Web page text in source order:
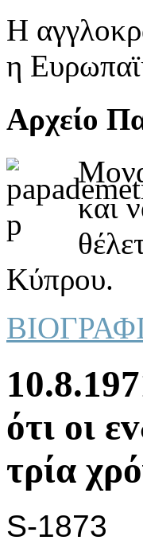
Η
η
Αρχείο
και
Κύπρου.
ότι oι
τρία
S-1873